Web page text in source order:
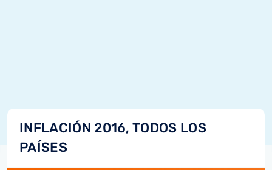
INFLACIÓN 2016, TODOS LOS
PAÍSES